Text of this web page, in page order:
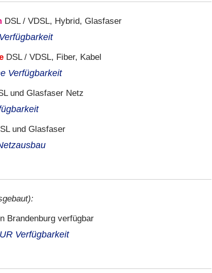
DSL / VDSL, Hybrid, Glasfaser
DSL / VDSL, Fiber, Kabel
Verfügbarkeit
und Glasfaser Netz
und Glasfaser
Brandenburg verfügbar
Verfügbarkeit